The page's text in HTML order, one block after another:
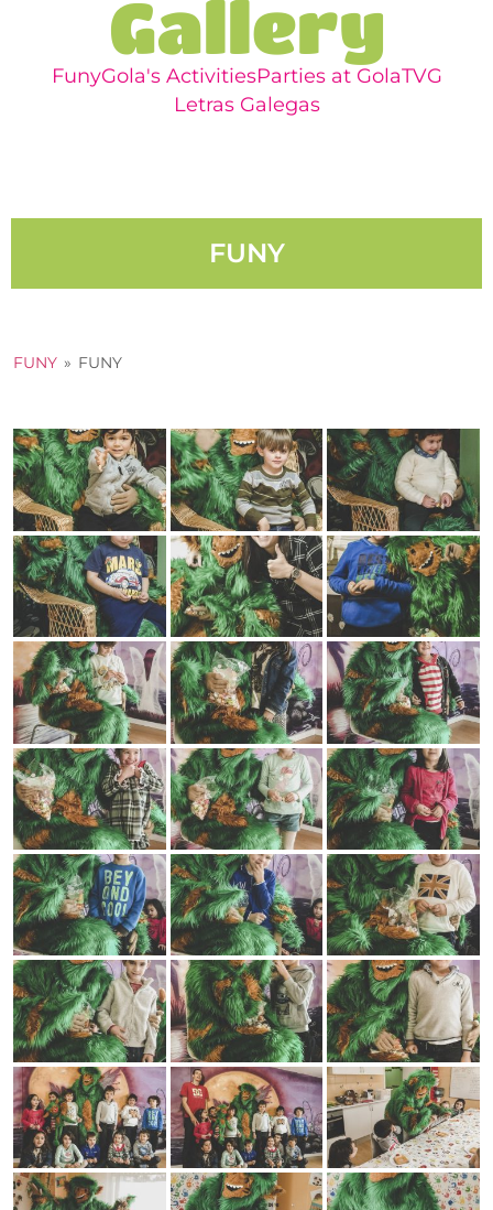
Gallery
FunyGola's Activities​Parties at GolaTVG
Letras Galegas
FUNY
FUNY » FUNY